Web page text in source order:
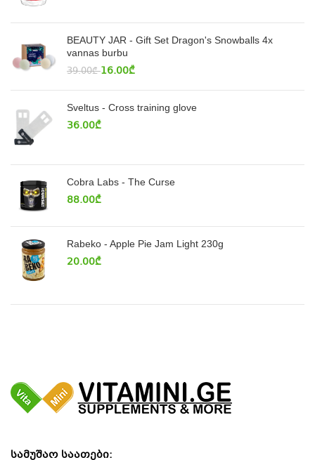
BEAUTY JAR - Gift Set Dragon's Snowballs 4x
vannas burbu
39.00₾ 16.00₾
Sveltus - Cross training glove
36.00₾
Cobra Labs - The Curse
88.00₾
Rabeko - Apple Pie Jam Light 230g
20.00₾
სამუშაო საათები: